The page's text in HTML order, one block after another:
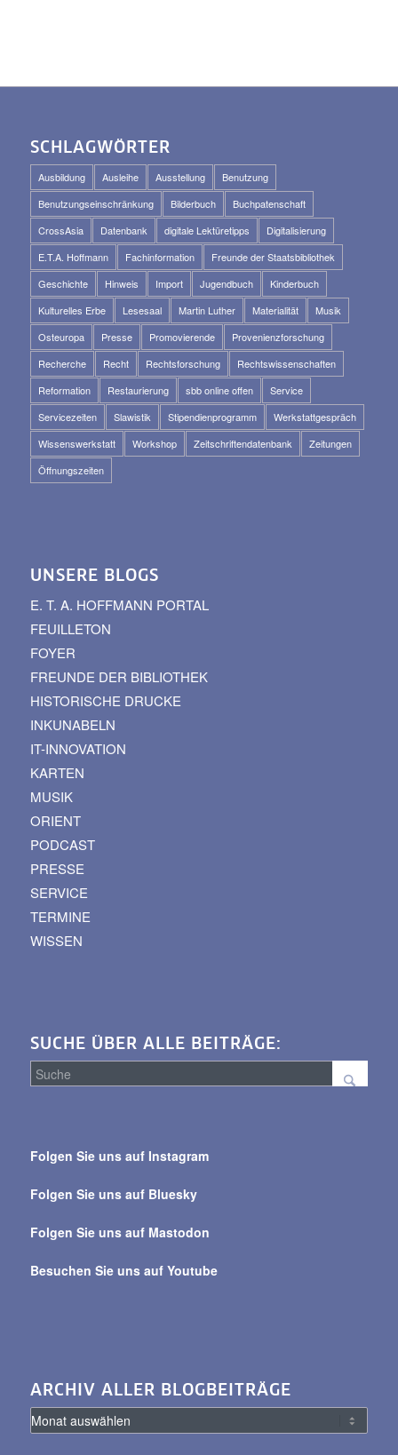
SCHLAGWÖRTER
Ausbildung Ausleihe Ausstellung
Benutzung
Benutzungseinschränkung
Bilderbuch
Buchpatenschaft
CrossAsia
Datenbank digitale Lektüretipps
Digitalisierung
E.T.A. Hoffmann
Fachinformation
Freunde der Staatsbibliothek
Geschichte
Hinweis Import Jugendbuch
Kinderbuch
Kulturelles Erbe
Lesesaal Martin Luther Materialität
Musik
Osteuropa
Presse Promovierende
Provenienzforschung
Recherche
Recht Rechtsforschung
Rechtswissenschaften
Reformation
Restaurierung sbb online offen
Service
Servicezeiten
Slawistik Stipendienprogramm
Werkstattgespräch
Wissenswerkstatt
Workshop Zeitschriftendatenbank
Zeitungen
Öffnungszeiten
UNSERE BLOGS
E. T. A. HOFFMANN PORTAL
FEUILLETON
FOYER
FREUNDE DER BIBLIOTHEK
HISTORISCHE DRUCKE
INKUNABELN
IT-INNOVATION
KARTEN
MUSIK
ORIENT
PODCAST
PRESSE
SERVICE
TERMINE
WISSEN
SUCHE ÜBER ALLE BEITRÄGE:
alle
Folgen Sie uns auf Instagram
Folgen Sie uns auf Bluesky
Folgen Sie uns auf Mastodon
Besuchen Sie uns auf Youtube
ARCHIV ALLER BLOGBEITRÄGE